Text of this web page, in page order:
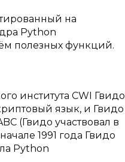
на
Python
полезных функций.
института CWI Гвидо
язык, и Гвидо
(Гвидо участвовал в
1991 года Гвидо
Python